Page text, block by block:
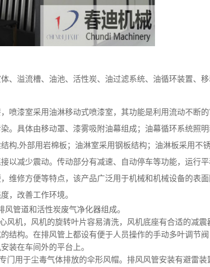
、溢流槽、油池、活性炭、油过滤系统、油循环装置、
喷漆室采用油淋移动式喷漆室，其功能是利用流动不断
。具体由移动罩、漆雾吸附油幕组成；油幕循环系统照
构,外部用岩棉板；油淋室采用钢板结构；油淋板采用不
以减少震动。传动部分有减速、自动停车等功能，运行
维修方便等特点，该产品广泛用于机械和机械设备的表
，改善工作环境。
管道和活性炭废气净化器组成。
风机，风机的旋转叶片容易清洗，风机底座有合适的减
结构。在排风管上都设有便于人员操作的手动多叶调节
装在车间外的平台上。
门用于尘毒气体排放的伞形风帽。排风风管安装有避雷装